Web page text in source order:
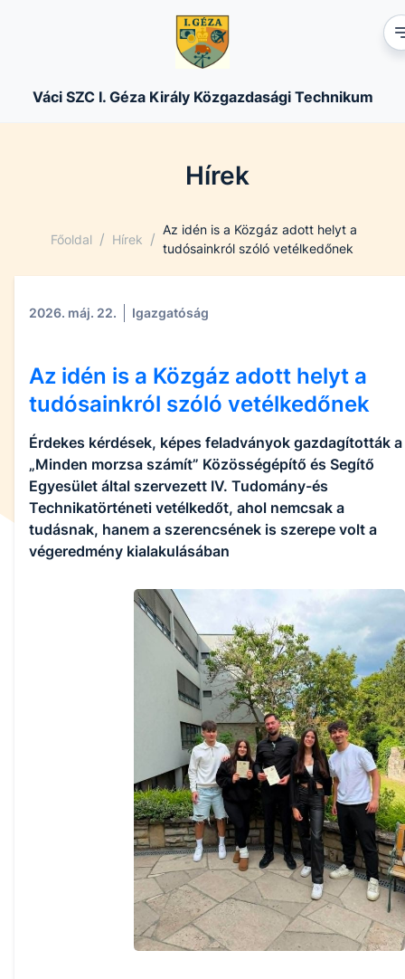
Váci SZC I. Géza Király Közgazdasági Technikum
Hírek
Főoldal / Hírek /
Az idén is a Közgáz adott helyt a
tudósainkról szóló vetélkedőnek
2026. máj. 22. Igazgatóság
Az idén is a Közgáz adott helyt a
tudósainkról szóló vetélkedőnek
Érdekes kérdések, képes feladványok gazdagították a
„Minden morzsa számít” Közösségépítő és Segítő
Egyesület által szervezett IV. Tudomány-és
Technikatörténeti vetélkedőt, ahol nemcsak a
tudásnak, hanem a szerencsének is szerepe volt a
végeredmény kialakulásában